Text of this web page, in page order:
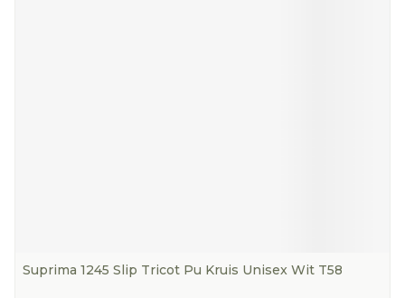
Suprima 1245 Slip Tricot Pu Kruis Unisex Wit T58